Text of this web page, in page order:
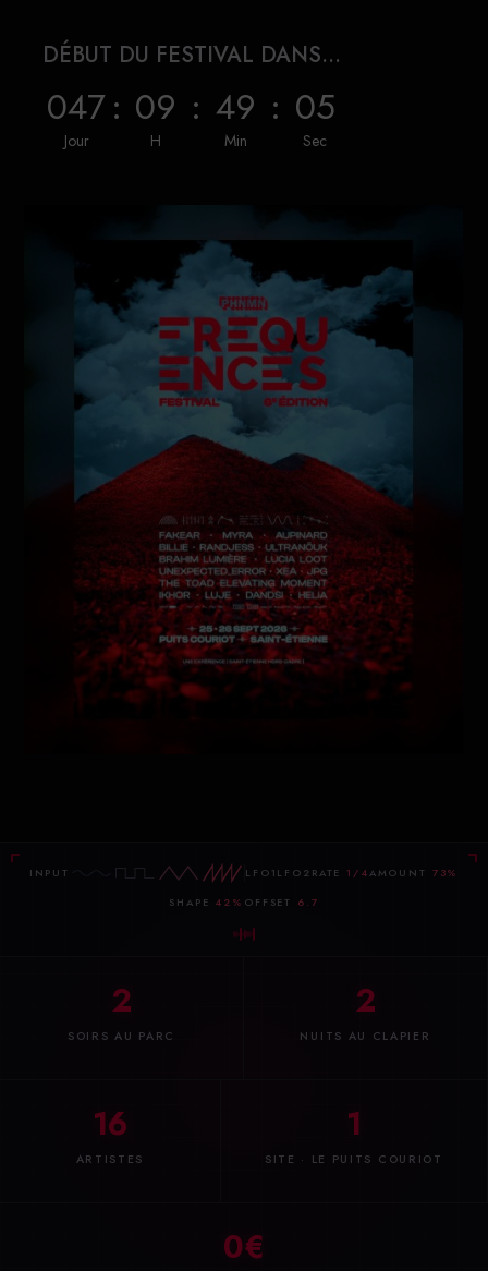
DÉBUT DU FESTIVAL DANS...
047
Jour
: 09
H
: 49
Min
: 03
Sec
INPUT LFO1 LFO2 RATE1/4AMOUNT 73%
SHAPE 42% OFFSET 6.7
2
SOIRS AU PARC
2
NUITS AU CLAPIER
16
ARTISTES
1
SITE · LE PUITS COURIOT
0€